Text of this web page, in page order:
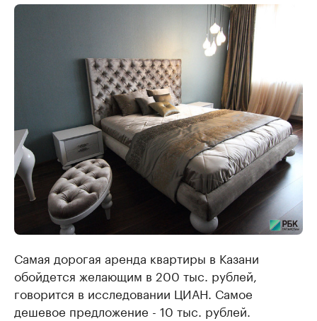
Самая дорогая аренда квартиры в Казани
обойдется желающим в 200 тыс. рублей,
говорится в исследовании ЦИАН. Самое
дешевое предложение - 10 тыс. рублей.